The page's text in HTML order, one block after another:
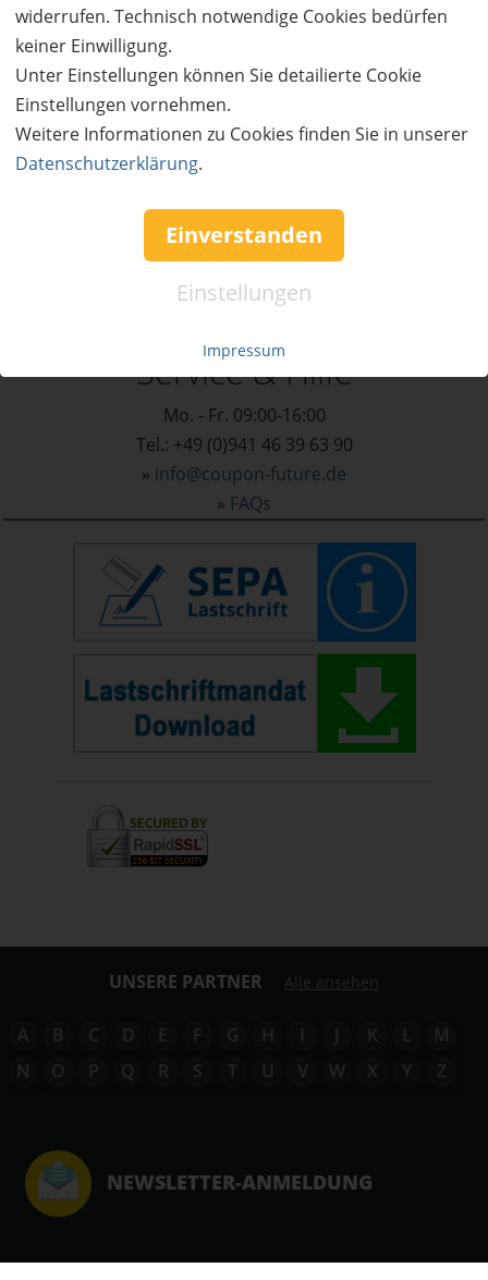
widerrufen. Technisch notwendige Cookies bedürfen
keiner Einwilligung.
Unter Einstellungen können Sie detailierte Cookie
Einstellungen vornehmen.
Weitere Informationen zu Cookies finden Sie in unserer
Datenschutzerklärung.
Einverstanden
Einstellungen
Impressum
Kauf über bestehendes Kundenkonto
Wenn Sie bereits ein Kundenkonto haben, können Sie sich
werden dann automatisch aus Ihrem Kundenkonto
Service & Hilfe
Mo. - Fr. 09:00-16:00
Tel.: +49 (0)941 46 39 63 90
» info@coupon-future.de
» FAQs
UNSERE PARTNER Alle ansehen
A B C D E F G H I J K L
M
N
O P Q R S T U V W X Y Z
NEWSLETTER-ANMELDUNG